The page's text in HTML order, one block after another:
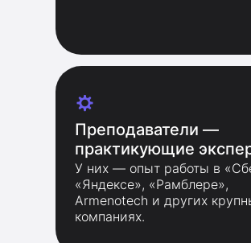
Преподаватели —
практикующие
У них — опыт работы в
«Яндексе», «Рамблере»,
Armenotech и других
компаниях.